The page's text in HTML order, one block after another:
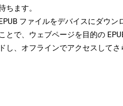
ちます。
ファイルをデバイスにダウン
とで、ウェブページを目的の
し、オフラインでアクセスしてさ